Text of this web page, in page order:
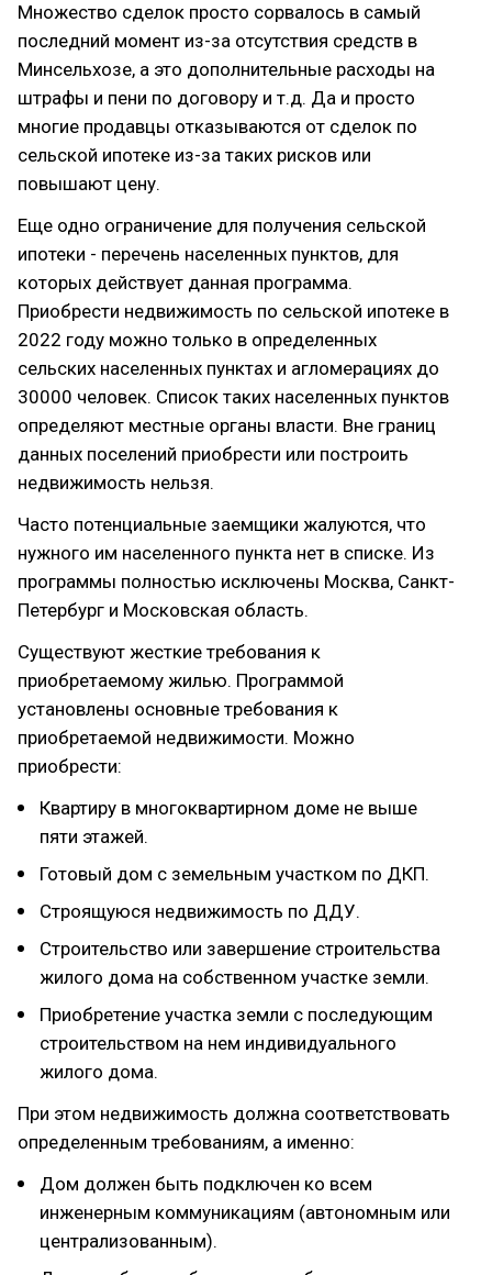
Множество сделок просто сорвалось в самый
последний момент из-за отсутствия средств в
Минсельхозе, а это дополнительные расходы на
штрафы и пени по договору и т.д. Да и просто
многие продавцы отказываются от сделок по
сельской ипотеке из-за таких рисков или
повышают цену.
Еще одно ограничение для получения сельской
ипотеки - перечень населенных пунктов, для
которых действует данная программа.
Приобрести недвижимость по сельской ипотеке в
2022 году можно только в определенных
сельских населенных пунктах и агломерациях до
30000 человек. Список таких населенных пунктов
определяют местные органы власти. Вне границ
данных поселений приобрести или построить
недвижимость нельзя.
Часто потенциальные заемщики жалуются, что
нужного им населенного пункта нет в списке. Из
программы полностью исключены Москва, Санкт-
Петербург и Московская область.
Существуют жесткие требования к
приобретаемому жилью. Программой
установлены основные требования к
приобретаемой недвижимости. Можно
приобрести:
Квартиру в многоквартирном доме не выше
пяти этажей.
Готовый дом с земельным участком по ДКП.
Строящуюся недвижимость по ДДУ.
Строительство или завершение строительства
жилого дома на собственном участке земли.
Приобретение участка земли с последующим
строительством на нем индивидуального
жилого дома.
При этом недвижимость должна соответствовать
определенным требованиям, а именно:
Дом должен быть подключен ко всем
инженерным коммуникациям (автономным или
централизованным).